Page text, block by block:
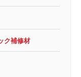
ク補修材